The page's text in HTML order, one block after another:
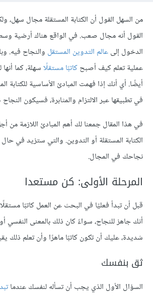
من السهل القول أن الكتابة المستقلة مجال سهل،
القول أنه مجال صعب. في الواقع هناك أرضية
الدخول إلىعالم التدوين المستقل والنجاح فيه.
عملية تعلم كيف أصبحكاتبًا مستقلًاسهلة، كما
أيضًا. أي أنك إذا فهمت المبادئ الأساسية للكتابة
في تطبيقها عبر الالتزام والمثابرة، فسيكون
في هذا المقال جمعنا لك أهم المبادئ اللازمة من
الكتابة المستقلة أو التدوين. والتي ستزيد في
نجاحك في المجال.
المرحلة الأولى: كن مستعدا
قبل أن تبدأ فعليًا في البحث عن العمل كاتبًا
أنك جاهز للنجاح، سواءً كان ذلك بالمعنى النفسي
شديدة، عليك أن تكون كاتبًا ماهرًا وأن تعلم ذلك
ثق بنفسك
السؤال الأول الذي يجب أن تسأله لنفسك عندما